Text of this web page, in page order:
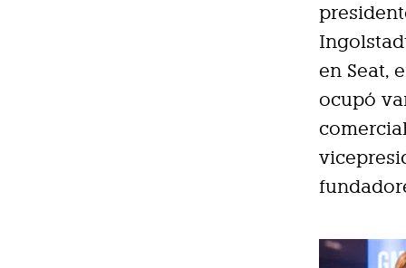
en Seat,
ocupó